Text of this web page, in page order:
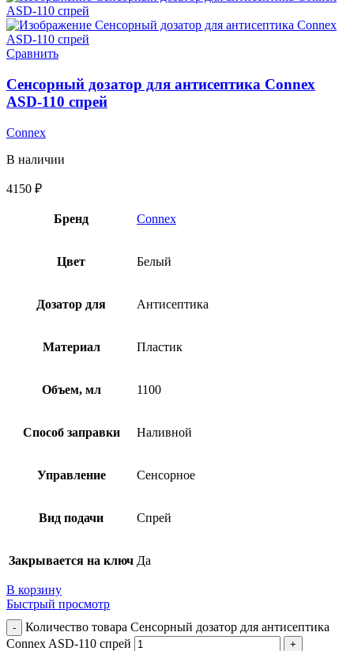
Сравнить
Сенсорный дозатор для антисептика Connex
ASD-110 спрей
Connex
В наличии
4150 ₽
Бренд Connex
Цвет Белый
Дозатор для Антисептика
Материал Пластик
Объем, мл 1100
Способ заправки Наливной
Управление Сенсорное
Вид подачи Спрей
Закрывается на ключ Да
В корзину
Быстрый просмотр
Количество товара Сенсорный дозатор для антисептика
Connex ASD-110 спрей